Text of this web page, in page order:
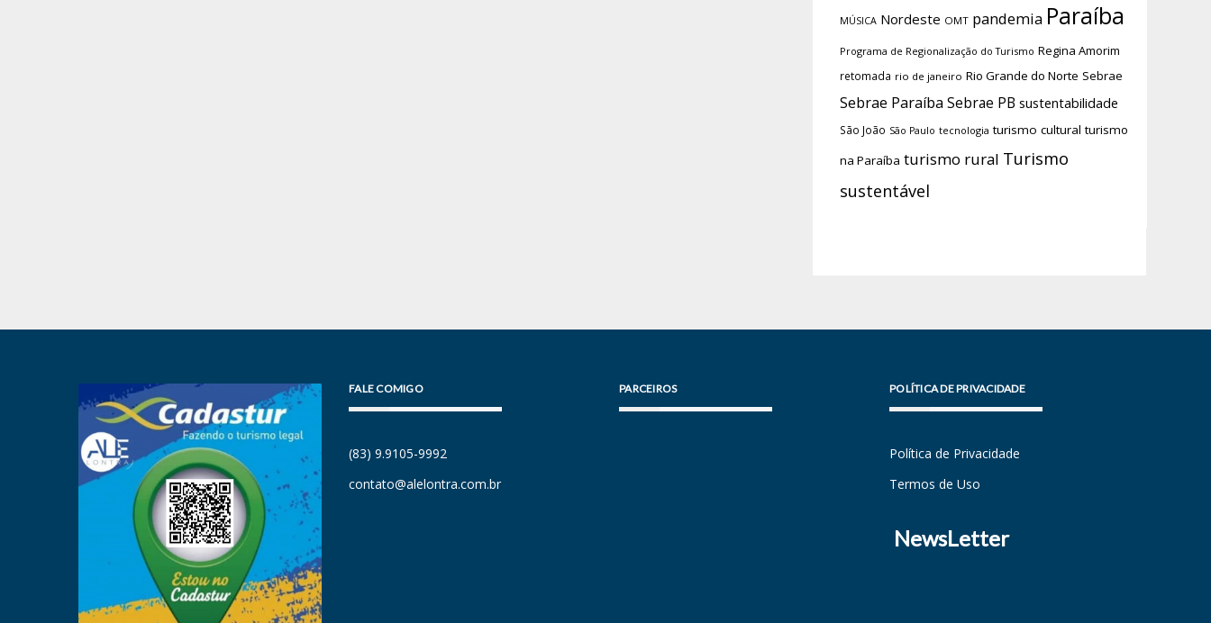
MÚSICA Nordeste OMT pandemia Paraíba
Programa de Regionalização do Turismo Regina Amorim
retomada rio de janeiro Rio Grande do Norte Sebrae
Sebrae Paraíba Sebrae PB sustentabilidade
São João São Paulo tecnologia turismo cultural turismo
na Paraíba turismo rural Turismo
sustentável
FALE COMIGO
(83) 9.9105-9992
contato@alelontra.com.br
PARCEIROS POLÍTICA DE PRIVACIDADE
Política de Privacidade
Termos de Uso
NewsLetter